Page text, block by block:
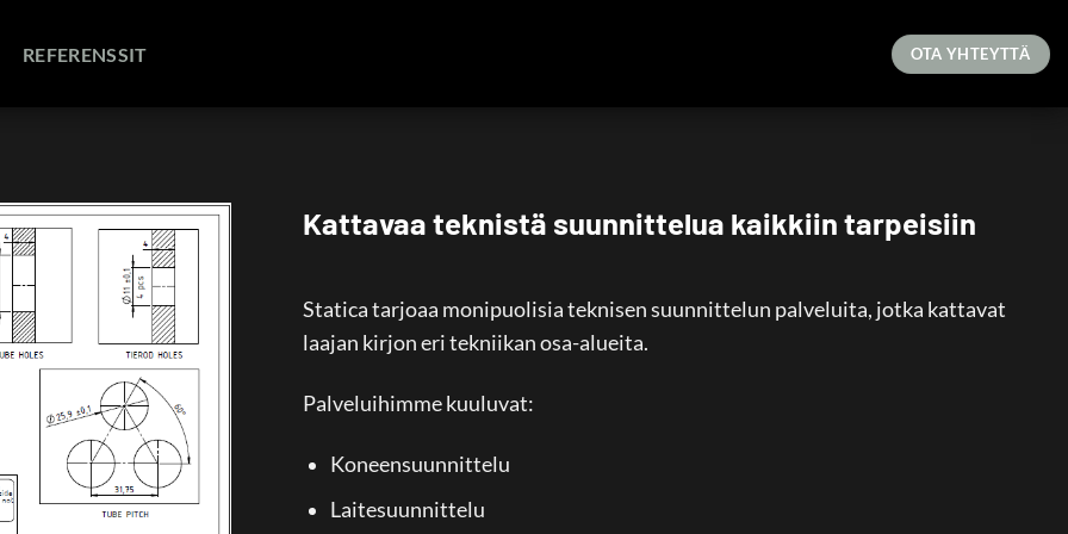
REFERENSSIT OTA YHTEYTTÄ
Kattavaa teknistä suunnittelua kaikkiin tarpeisiin
Statica tarjoaa monipuolisia teknisen suunnittelun palveluita, jotka kattavat
laajan kirjon eri tekniikan osa-alueita.
Palveluihimme kuuluvat:
Koneensuunnittelu
Laitesuunnittelu